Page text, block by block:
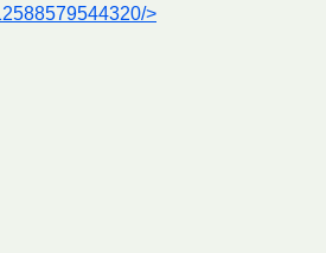
>